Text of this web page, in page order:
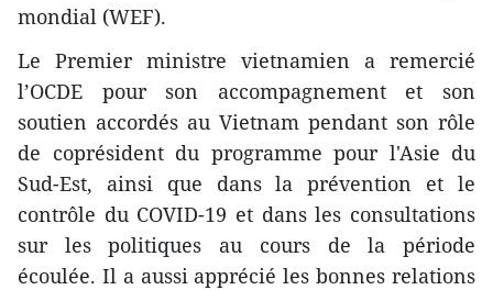
mondial (WEF).
Le Premier ministre vietnamien a remercié
l’OCDE pour son accompagnement et son
soutien accordés au Vietnam pendant son rôle
de coprésident du programme pour l'Asie du
Sud-Est, ainsi que dans la prévention et le
contrôle du COVID-19 et dans les consultations
sur les politiques au cours de la période
écoulée. Il a aussi apprécié les bonnes relations